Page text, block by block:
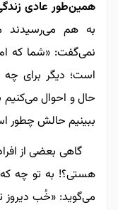
همین‌طور عادی
به هم می‌رسیدند
نمی‌گفت: «شما که
است؛ دیگر برای
حال و احوال می‌کنیم
ببینیم حالش چطور
گاهی بعضی ‌از
هستی؟! به تو چه
می‌گوید: «خُب دیروز